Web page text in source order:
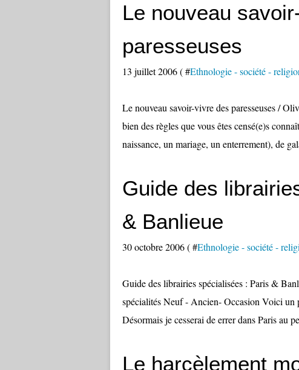
Le nouveau
paresseuses
13 juillet 2006 ( #Ethnologie - société -
Le nouveau savoir-vivre des paresseuses /
bien des règles que vous êtes censé(e)s
naissance, un mariage, un enterrement), de
Guide des
& Banlieue
30 octobre 2006 ( #Ethnologie - société -
Guide des librairies spécialisées : Paris &
spécialités Neuf - Ancien- Occasion Voici
Désormais je cesserai de errer dans Paris au
Le harcèlement